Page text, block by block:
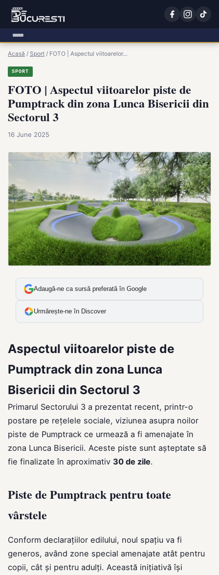
Acasă / Sport / FOTO | Aspectul viitoarelor…
SPORT
FOTO | Aspectul viitoarelor piste de
Pumptrack din zona Lunca Bisericii din
Sectorul 3
16 June 2025
Adaugă-ne ca sursă preferată în Google
Urmărește-ne în Discover
Aspectul viitoarelor piste de
Pumptrack din zona Lunca
Bisericii din Sectorul 3
Primarul Sectorului 3 a prezentat recent, printr-o
postare pe rețelele sociale, viziunea asupra noilor
piste de Pumptrack ce urmează a fi amenajate în
zona Lunca Bisericii. Aceste piste sunt așteptate să
fie finalizate în aproximativ 30 de zile.
Piste de Pumptrack pentru toate
vârstele
Conform declarațiilor edilului, noul spațiu va fi
generos, având zone special amenajate atât pentru
copii, cât și pentru adulți. Această inițiativă își